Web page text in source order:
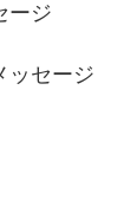
ージ
ッセージ